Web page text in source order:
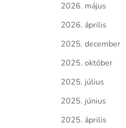
2026. május
2026. április
2025. december
2025. október
2025. július
2025. június
2025. április